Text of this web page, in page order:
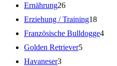
Ernährung26
Erziehung / Training18
Französische Bulldogge4
Golden Retriever5
Havaneser3